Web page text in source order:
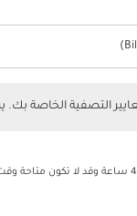
التصفية الخاصة